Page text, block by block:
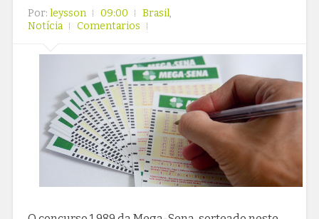
Por: leysson 09:00 Brasil,
Notícia
Comentarios